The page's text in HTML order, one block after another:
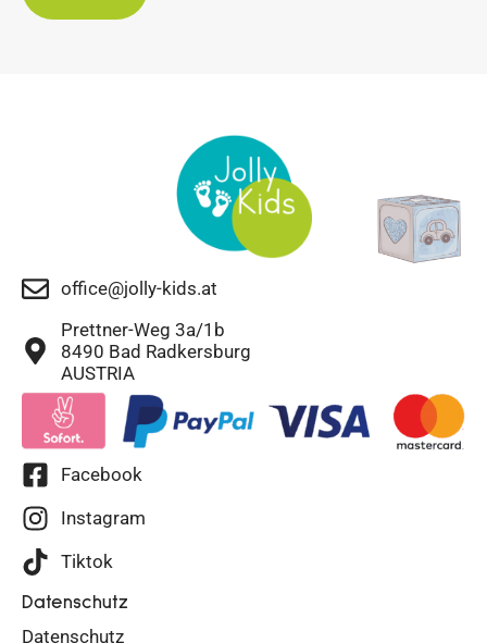
office@jolly-kids.at
Prettner-Weg 3a/1b
8490 Bad Radkersburg
AUSTRIA
Facebook
Instagram
Tiktok
Datenschutz
Datenschutz